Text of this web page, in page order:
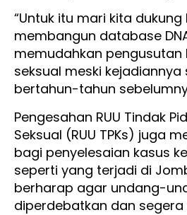
“Untuk itu mari kita dukung
membangun database
memudahkan pengusutan
seksual meski
bertahun-tahun
Pengesahan RUU Tindak
Seksual (RUU TPKs) juga
bagi penyelesaian kasus
seperti yang terjadi di
berharap agar undang-
diperdebatkan dan segera